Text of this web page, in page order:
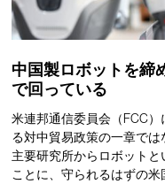
中国製ロボットを締
で回っている
米連邦通信委員会（FCC
る対中貿易政策の一章で
主要研究所からロボット
ことに、守られるはずの